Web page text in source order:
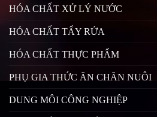
HÓA CHẤT XỬ LÝ NƯỚC
HÓA CHẤT TẨY RỬA
HÓA CHẤT THỰC PHẨM
PHỤ GIA THỨC ĂN CHĂN NUÔI
DUNG MÔI CÔNG NGHIỆP